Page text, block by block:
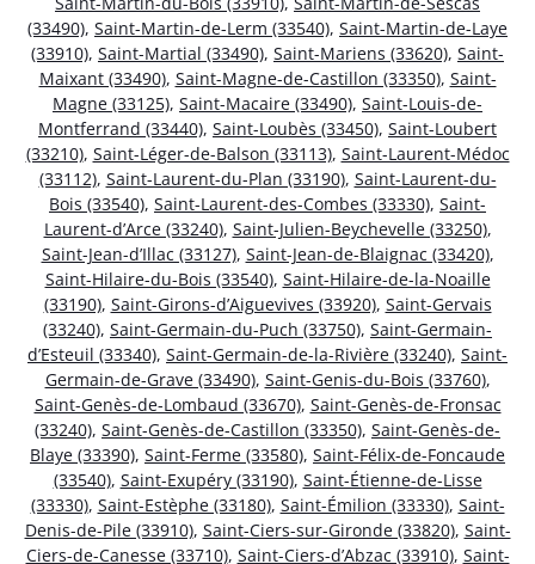
(33490), Saint-Martin-de-Lerm (33540), Saint-Martin-de-Laye
(33910), Saint-Martial (33490), Saint-Mariens (33620), Saint-
Maixant (33490), Saint-Magne-de-Castillon (33350), Saint-
Magne (33125), Saint-Macaire (33490), Saint-Louis-de-
Montferrand (33440), Saint-Loubès (33450), Saint-Loubert
(33210), Saint-Léger-de-Balson (33113), Saint-Laurent-Médoc
(33112), Saint-Laurent-du-Plan (33190), Saint-Laurent-du-
Bois (33540), Saint-Laurent-des-Combes (33330), Saint-
Laurent-d’Arce (33240), Saint-Julien-Beychevelle (33250),
Saint-Jean-d’Illac (33127), Saint-Jean-de-Blaignac (33420),
Saint-Hilaire-du-Bois (33540), Saint-Hilaire-de-la-Noaille
(33190), Saint-Girons-d’Aiguevives (33920), Saint-Gervais
(33240), Saint-Germain-du-Puch (33750), Saint-Germain-
d’Esteuil (33340), Saint-Germain-de-la-Rivière (33240), Saint-
Germain-de-Grave (33490), Saint-Genis-du-Bois (33760),
Saint-Genès-de-Lombaud (33670), Saint-Genès-de-Fronsac
(33240), Saint-Genès-de-Castillon (33350), Saint-Genès-de-
Blaye (33390), Saint-Ferme (33580), Saint-Félix-de-Foncaude
(33540), Saint-Exupéry (33190), Saint-Étienne-de-Lisse
(33330), Saint-Estèphe (33180), Saint-Émilion (33330), Saint-
Denis-de-Pile (33910), Saint-Ciers-sur-Gironde (33820), Saint-
Ciers-de-Canesse (33710), Saint-Ciers-d’Abzac (33910), Saint-